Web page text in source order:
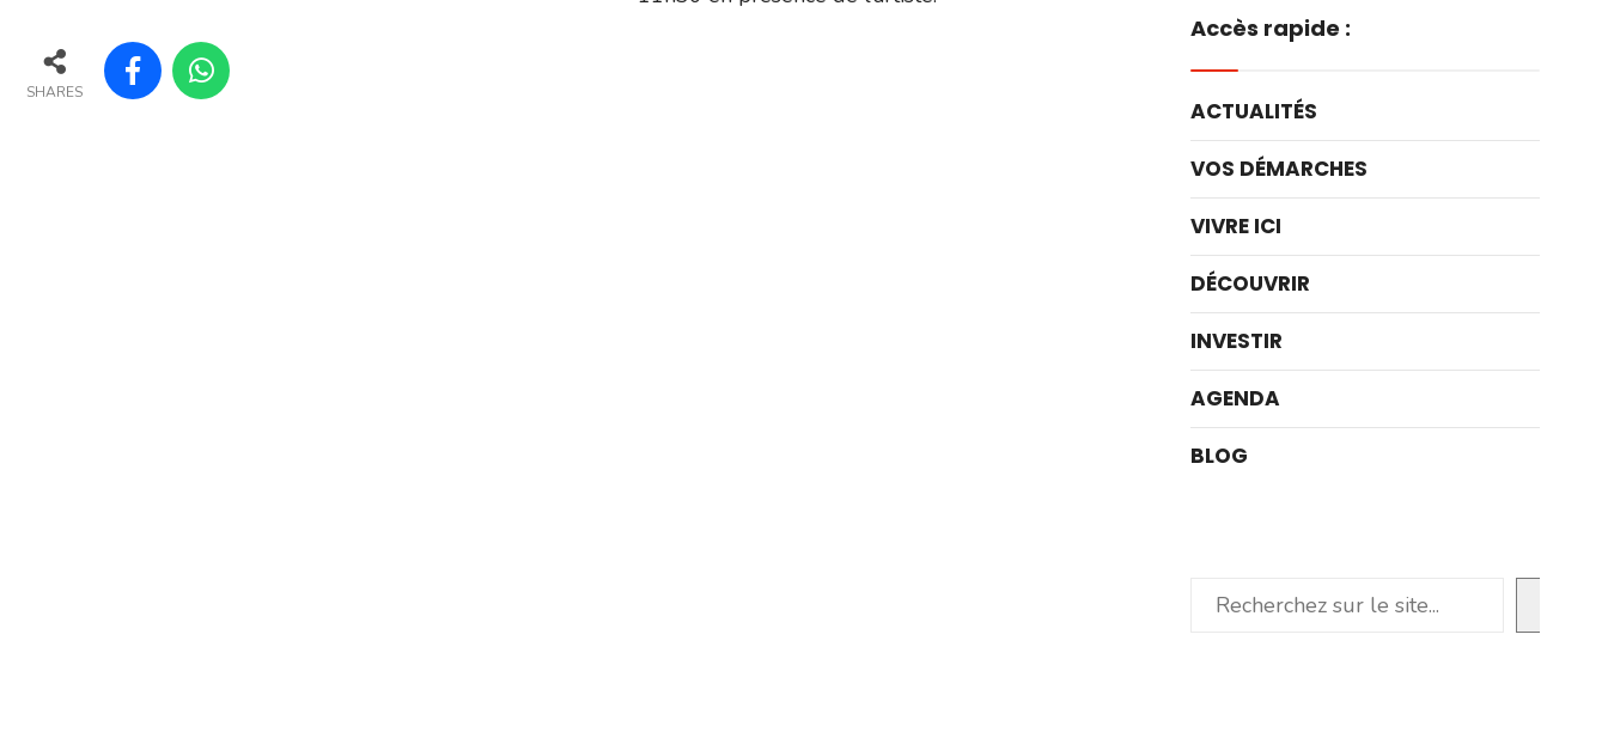
SHARES
Accès rapide :
ACTUALITÉS
VOS DÉMARCHES
VIVRE ICI
DÉCOUVRIR
INVESTIR
AGENDA
BLOG
Rechercher